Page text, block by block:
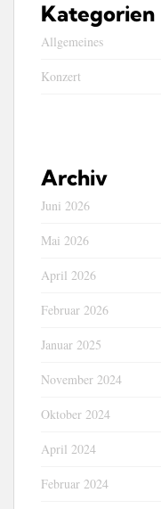
Kategorien
Allgemeines
Konzert
Archiv
Juni 2026
Mai 2026
April 2026
Februar 2026
Januar 2025
November 2024
Oktober 2024
April 2024
Februar 2024